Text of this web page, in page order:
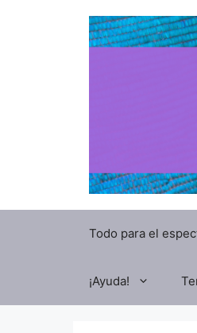
Todo para el
¡Ayuda!